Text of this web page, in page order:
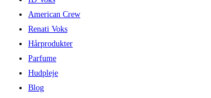
American Crew
Renati Voks
Hårprodukter
Parfume
Hudpleje
Blog